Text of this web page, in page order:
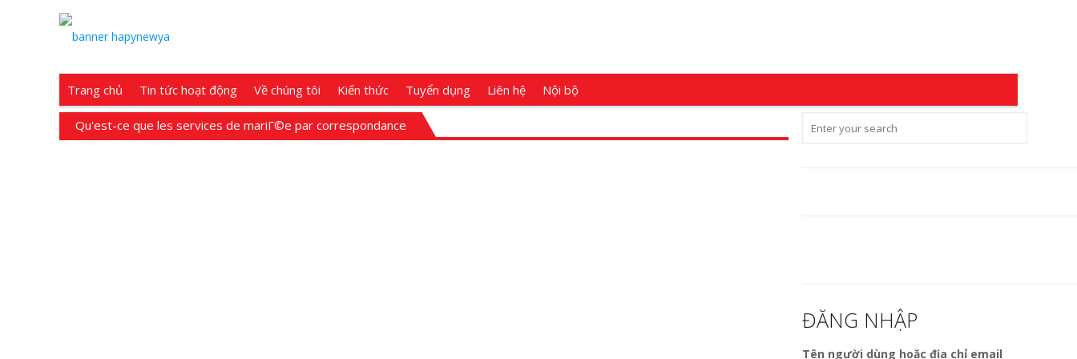
Trang chủ Tin tức hoạt động Về chúng tôi Kiến thức Tuyển dụng Liên hệ Nội bộ
Qu'est-ce que les services de mariГ©e par correspondance
ĐĂNG NHẬP
Tên người dùng hoặc địa chỉ email